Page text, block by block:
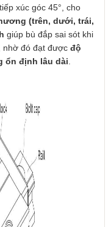
xúc góc 45°, cho
(trên, dưới, trái,
giúp bù đắp sai sót khi
nhờ đó đạt được độ
ổn định lâu dài